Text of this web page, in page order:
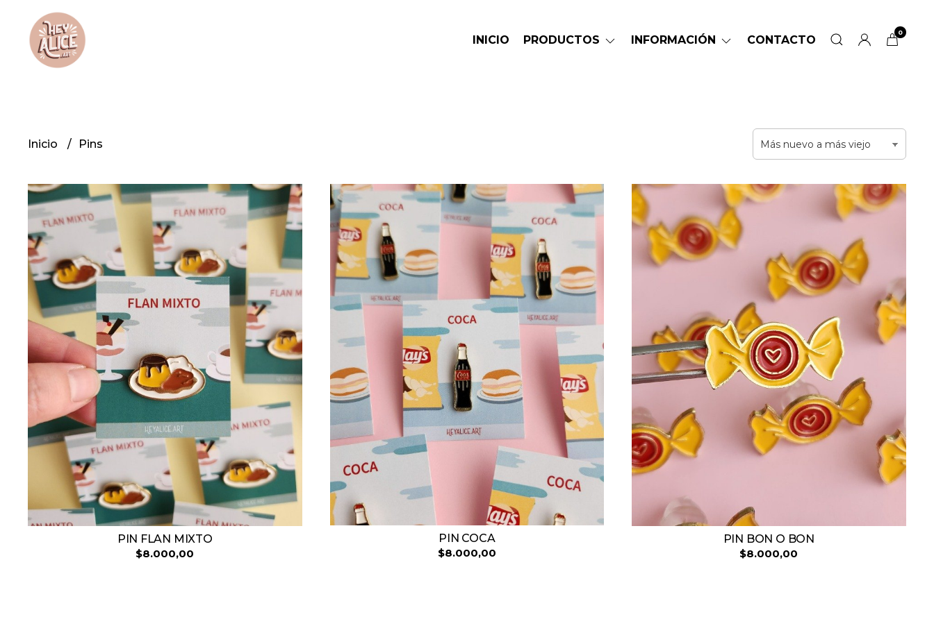
INICIO PRODUCTOS INFORMACIÓN CONTACTO
0
Inicio Pins
PIN FLAN MIXTO
$8.000,00
PIN COCA
$8.000,00
PIN BON O BON
$8.000,00